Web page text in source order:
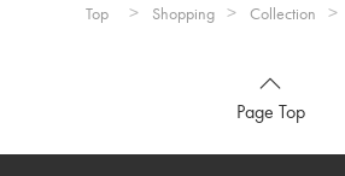
動には十分ご注意ください。
※ハーネスの過度な引っ張りや、荷物の
Top Shopping Collection
Page Top